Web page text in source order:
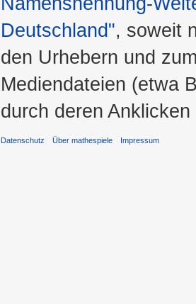
Deutschland", soweit
den Urhebern und
Mediendateien (etwa
durch deren
Datenschutz Über mathespiele Impressum